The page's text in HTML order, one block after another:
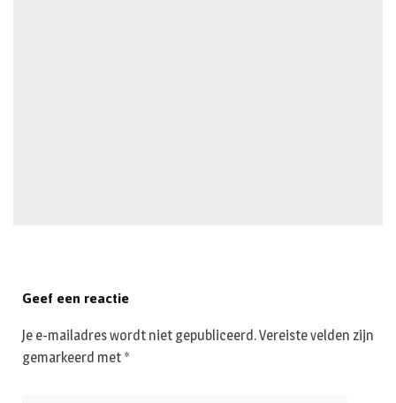
Geef een reactie
Je e-mailadres wordt niet gepubliceerd.Vereiste velden zijn
gemarkeerd met *